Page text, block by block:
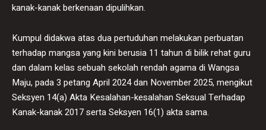
kanak-kanak berkenaan dipulihkan.
Kumpul didakwa atas dua pertuduhan melakukan perbuatan
terhadap mangsa yang kini berusia 11 tahun di bilik rehat guru
dan dalam kelas sebuah sekolah rendah agama di Wangsa
Maju, pada 3 petang April 2024 dan November 2025, mengikut
Seksyen 14(a) Akta Kesalahan-kesalahan Seksual Terhadap
Kanak-kanak 2017 serta Seksyen 16(1) akta sama.